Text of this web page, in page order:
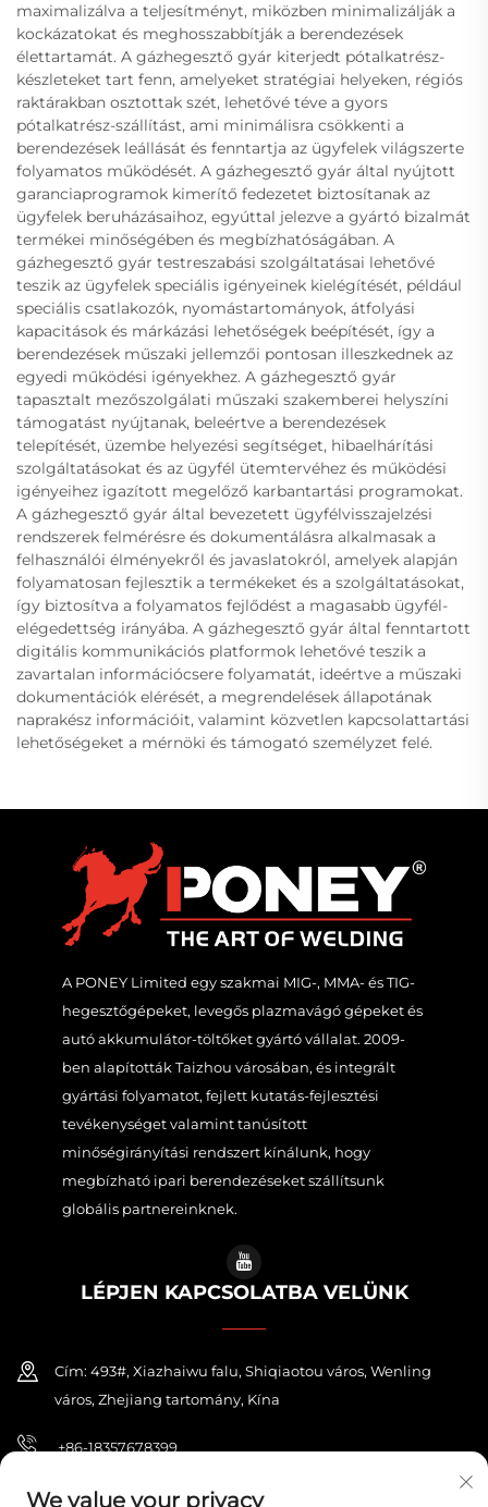
maximalizálva a teljesítményt, miközben minimalizálják a
kockázatokat és meghosszabbítják a berendezések
élettartamát. A gázhegesztő gyár kiterjedt pótalkatrész-
készleteket tart fenn, amelyeket stratégiai helyeken, régiós
raktárakban osztottak szét, lehetővé téve a gyors
pótalkatrész-szállítást, ami minimálisra csökkenti a
berendezések leállását és fenntartja az ügyfelek világszerte
folyamatos működését. A gázhegesztő gyár által nyújtott
garanciaprogramok kimerítő fedezetet biztosítanak az
ügyfelek beruházásaihoz, egyúttal jelezve a gyártó bizalmát
termékei minőségében és megbízhatóságában. A
gázhegesztő gyár testreszabási szolgáltatásai lehetővé
teszik az ügyfelek speciális igényeinek kielégítését, például
speciális csatlakozók, nyomástartományok, átfolyási
kapacitások és márkázási lehetőségek beépítését, így a
berendezések műszaki jellemzői pontosan illeszkednek az
egyedi működési igényekhez. A gázhegesztő gyár
tapasztalt mezőszolgálati műszaki szakemberei helyszíni
támogatást nyújtanak, beleértve a berendezések
telepítését, üzembe helyezési segítséget, hibaelhárítási
szolgáltatásokat és az ügyfél ütemtervéhez és működési
igényeihez igazított megelőző karbantartási programokat.
A gázhegesztő gyár által bevezetett ügyfélvisszajelzési
rendszerek felmérésre és dokumentálásra alkalmasak a
felhasználói élményekről és javaslatokról, amelyek alapján
folyamatosan fejlesztik a termékeket és a szolgáltatásokat,
így biztosítva a folyamatos fejlődést a magasabb ügyfél-
elégedettség irányába. A gázhegesztő gyár által fenntartott
digitális kommunikációs platformok lehetővé teszik a
zavartalan információcsere folyamatát, ideértve a műszaki
dokumentációk elérését, a megrendelések állapotának
naprakész információit, valamint közvetlen kapcsolattartási
lehetőségeket a mérnöki és támogató személyzet felé.
A PONEY Limited egy szakmai MIG-, MMA- és TIG-
hegesztőgépeket, levegős plazmavágó gépeket és
autó akkumulátor-töltőket gyártó vállalat. 2009-
ben alapították Taizhou városában, és integrált
gyártási folyamatot, fejlett kutatás-fejlesztési
tevékenységet valamint tanúsított
minőségirányítási rendszert kínálunk, hogy
megbízható ipari berendezéseket szállítsunk
globális partnereinknek.
LÉPJEN KAPCSOLATBA VELÜNK
Cím: 493#, Xiazhaiwu falu, Shiqiaotou város, Wenling
város, Zhejiang tartomány, Kína
+86-18357678399
[email protected]
We value your privacy